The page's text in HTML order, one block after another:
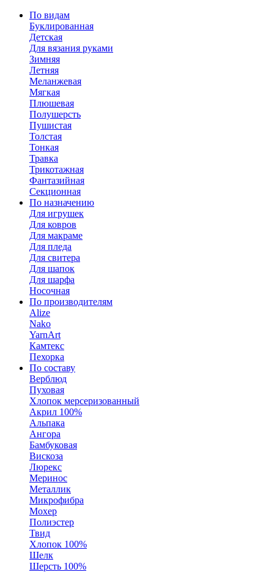
По видам
Буклированная
Детская
Для вязания руками
Зимняя
Летняя
Меланжевая
Мягкая
Плюшевая
Полушерсть
Пушистая
Толстая
Тонкая
Травка
Трикотажная
Фантазийная
Секционная
По назначению
Для игрушек
Для ковров
Для макраме
Для пледа
Для свитера
Для шапок
Для шарфа
Носочная
По производителям
Alize
Nako
YarnArt
Камтекс
Пехорка
По составу
Верблюд
Пуховая
Хлопок мерсеризованный
Акрил 100%
Альпака
Ангора
Бамбуковая
Вискоза
Люрекс
Меринос
Металлик
Микрофибра
Мохер
Полиэстер
Твид
Хлопок 100%
Шелк
Шерсть 100%